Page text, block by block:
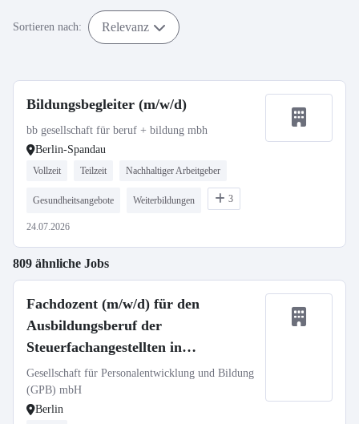
Sortieren nach: Relevanz
Bildungsbegleiter (m/w/d)
bb gesellschaft für beruf + bildung mbh
Berlin-Spandau
Vollzeit Teilzeit Nachhaltiger Arbeitgeber
Gesundheitsangebote Weiterbildungen 3
24.07.2026
809 ähnliche Jobs
Fachdozent (m/w/d) für den
Ausbildungsberuf der
Steuerfachangestellten in
Fachrichtung Steuerrecht
Gesellschaft für Personalentwicklung und Bildung
(GPB) mbH
Berlin